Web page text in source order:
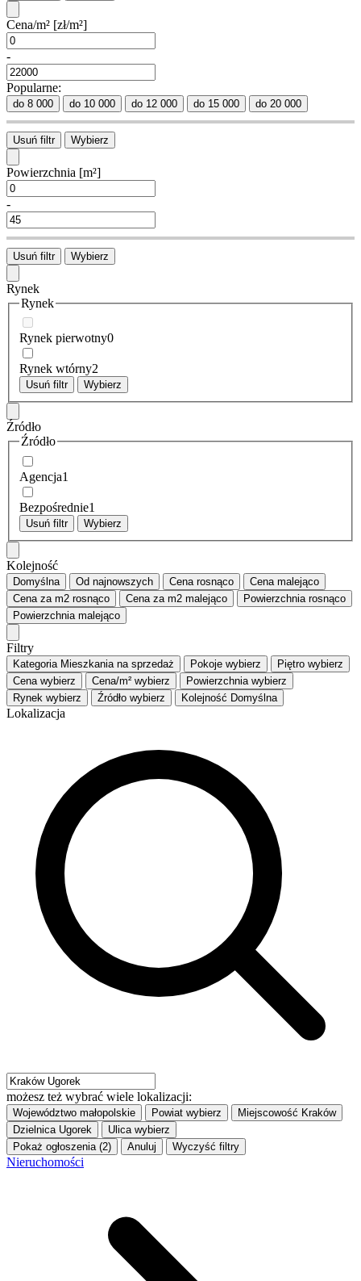
Cena/m² [zł/m²]
-
Popularne:
do 8 000 do 10 000 do 12 000 do 15 000 do 20 000
Usuń filtr Wybierz
Powierzchnia [m²]
-
Usuń filtr Wybierz
Rynek
Rynek
Rynek pierwotny0
Rynek wtórny2
Usuń filtr Wybierz
Źródło
Źródło
Agencja1
Bezpośrednie1
Usuń filtr Wybierz
Kolejność
Domyślna Od najnowszych Cena rosnąco Cena malejąco
Cena za m2 rosnąco Cena za m2 malejąco Powierzchnia rosnąco
Powierzchnia malejąco
Filtry
Kategoria Mieszkania na sprzedaż Pokoje wybierz Piętro wybierz
Cena wybierz Cena/m² wybierz Powierzchnia wybierz
Rynek wybierz Źródło wybierz Kolejność Domyślna
Lokalizacja
możesz też wybrać wiele lokalizacji:
Województwo małopolskie Powiat wybierz Miejscowość Kraków
Dzielnica Ugorek Ulica wybierz
Pokaż ogłoszenia (2)
Anuluj Wyczyść filtry
Nieruchomości